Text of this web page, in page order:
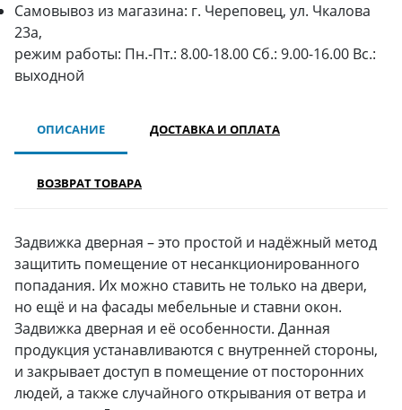
Самовывоз из магазина: г. Череповец, ул. Чкалова
23а,
режим работы: Пн.-Пт.: 8.00-18.00 Сб.: 9.00-16.00 Вс.:
выходной
ОПИСАНИЕ ДОСТАВКА И ОПЛАТА
ВОЗВРАТ ТОВАРА
Задвижка дверная – это простой и надёжный метод
защитить помещение от несанкционированного
попадания. Их можно ставить не только на двери,
но ещё и на фасады мебельные и ставни окон.
Задвижка дверная и её особенности. Данная
продукция устанавливаются с внутренней стороны,
и закрывает доступ в помещение от посторонних
людей, а также случайного открывания от ветра и